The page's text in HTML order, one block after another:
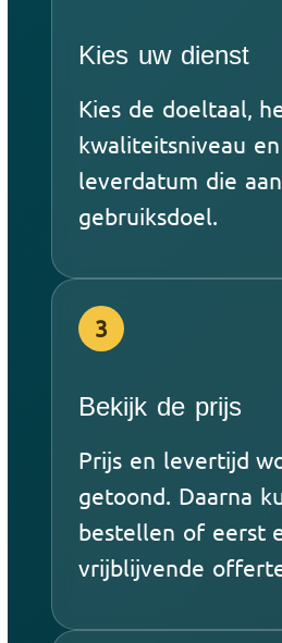
Kies uw dienst
Kies de doeltaal,
kwaliteitsniveau
leverdatum die
gebruiksdoel.
3
Bekijk de prijs
Prijs en levertijd
getoond. Daarna
bestellen of eerst
vrijblijvende